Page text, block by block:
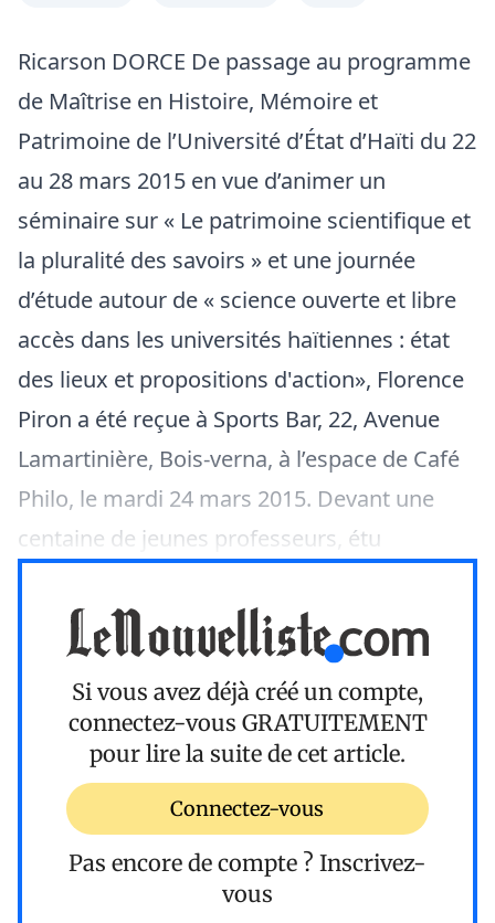
Ricarson DORCE De passage au programme
de Maîtrise en Histoire, Mémoire et
Patrimoine de l’Université d’État d’Haïti du 22
au 28 mars 2015 en vue d’animer un
séminaire sur « Le patrimoine scientifique et
la pluralité des savoirs » et une journée
d’étude autour de « science ouverte et libre
accès dans les universités haïtiennes : état
des lieux et propositions d'action», Florence
Piron a été reçue à Sports Bar, 22, Avenue
Lamartinière, Bois-verna, à l’espace de Café
Philo, le mardi 24 mars 2015. Devant une
centaine de jeunes professeurs, étu
Si vous avez déjà créé un compte,
connectez-vous GRATUITEMENT
pour lire la suite de cet article.
Connectez-vous
Pas encore de compte ? Inscrivez-
vous